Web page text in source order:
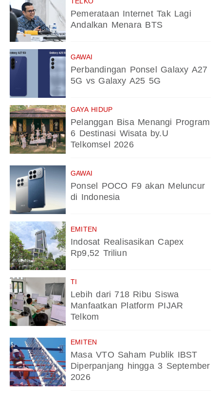
Pemerataan Internet Tak Lagi
Andalkan Menara BTS
GAWAI
Perbandingan Ponsel Galaxy A27
5G vs Galaxy A25 5G
GAYA HIDUP
Pelanggan Bisa Menangi Program
6 Destinasi Wisata by.U
Telkomsel 2026
GAWAI
Ponsel POCO F9 akan Meluncur
di Indonesia
EMITEN
Indosat Realisasikan Capex
Rp9,52 Triliun
TI
Lebih dari 718 Ribu Siswa
Manfaatkan Platform PIJAR
Telkom
EMITEN
Masa VTO Saham Publik IBST
Diperpanjang hingga 3 September
2026